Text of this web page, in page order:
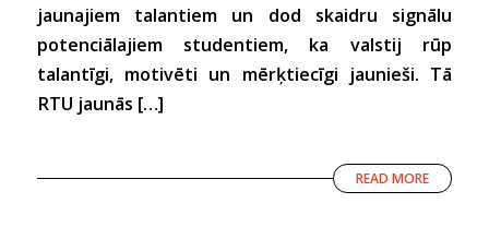
jaunajiem talantiem un dod skaidru signālu
potenciālajiem studentiem, ka valstij rūp
talantīgi, motivēti un mērķtiecīgi jaunieši. Tā
RTU jaunās […]
READ MORE